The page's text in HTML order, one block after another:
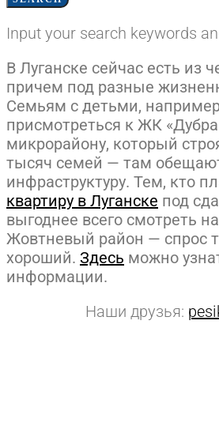
Input your search keywords
В Луганске сейчас есть из
причем под разные
Семьям с детьми,
присмотреться к ЖК
микрорайону, который
тысяч семей — там
инфраструктуру. Тем, кто
квартиру в Луганске под
выгоднее всего смотреть
Жовтневый район — спрос
хороший. Здесь можно
информации.
Наши друзья: